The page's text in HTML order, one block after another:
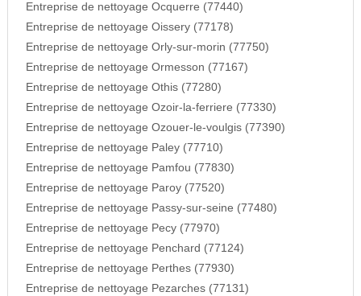
Entreprise de nettoyage Ocquerre (77440)
Entreprise de nettoyage Oissery (77178)
Entreprise de nettoyage Orly-sur-morin (77750)
Entreprise de nettoyage Ormesson (77167)
Entreprise de nettoyage Othis (77280)
Entreprise de nettoyage Ozoir-la-ferriere (77330)
Entreprise de nettoyage Ozouer-le-voulgis (77390)
Entreprise de nettoyage Paley (77710)
Entreprise de nettoyage Pamfou (77830)
Entreprise de nettoyage Paroy (77520)
Entreprise de nettoyage Passy-sur-seine (77480)
Entreprise de nettoyage Pecy (77970)
Entreprise de nettoyage Penchard (77124)
Entreprise de nettoyage Perthes (77930)
Entreprise de nettoyage Pezarches (77131)